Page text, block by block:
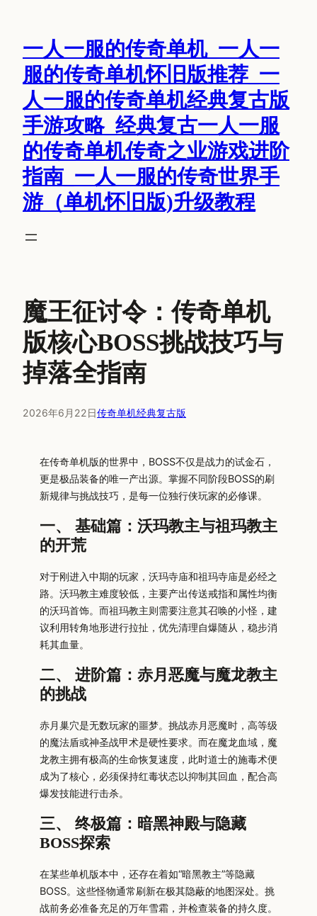
一人一服的传奇单机_一人一
服的传奇单机怀旧版推荐_一
人一服的传奇单机经典复古版
手游攻略_经典复古一人一服
的传奇单机传奇之业游戏进阶
指南_一人一服的传奇世界手
游（单机怀旧版)升级教程
魔王征讨令：传奇单机
版核心BOSS挑战技巧与
掉落全指南
2026年6月22日传奇单机经典复古版
在传奇单机版的世界中，BOSS不仅是战力的试金石，
更是极品装备的唯一产出源。掌握不同阶段BOSS的刷
新规律与挑战技巧，是每一位独行侠玩家的必修课。
一、 基础篇：沃玛教主与祖玛教主
的开荒
对于刚进入中期的玩家，沃玛寺庙和祖玛寺庙是必经之
路。沃玛教主难度较低，主要产出传送戒指和属性均衡
的沃玛首饰。而祖玛教主则需要注意其召唤的小怪，建
议利用转角地形进行拉扯，优先清理自爆随从，稳步消
耗其血量。
二、 进阶篇：赤月恶魔与魔龙教主
的挑战
赤月巢穴是无数玩家的噩梦。挑战赤月恶魔时，高等级
的魔法盾或神圣战甲术是硬性要求。而在魔龙血域，魔
龙教主拥有极高的生命恢复速度，此时道士的施毒术便
成为了核心，必须保持红毒状态以抑制其回血，配合高
爆发技能进行击杀。
三、 终极篇：暗黑神殿与隐藏
BOSS探索
在某些单机版本中，还存在着如“暗黑教主”等隐藏
BOSS。这些怪物通常刷新在极其隐蔽的地图深处。挑
战前务必准备充足的万年雪霜，并检查装备的持久度。